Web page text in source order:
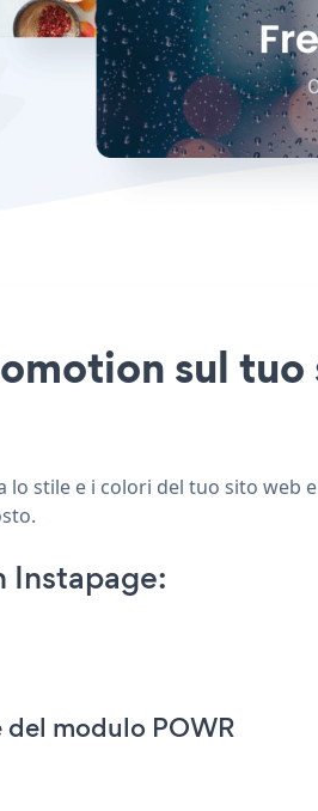
sul tuo
stile e i colori del tuo sito web
Instapage:
modulo POWR